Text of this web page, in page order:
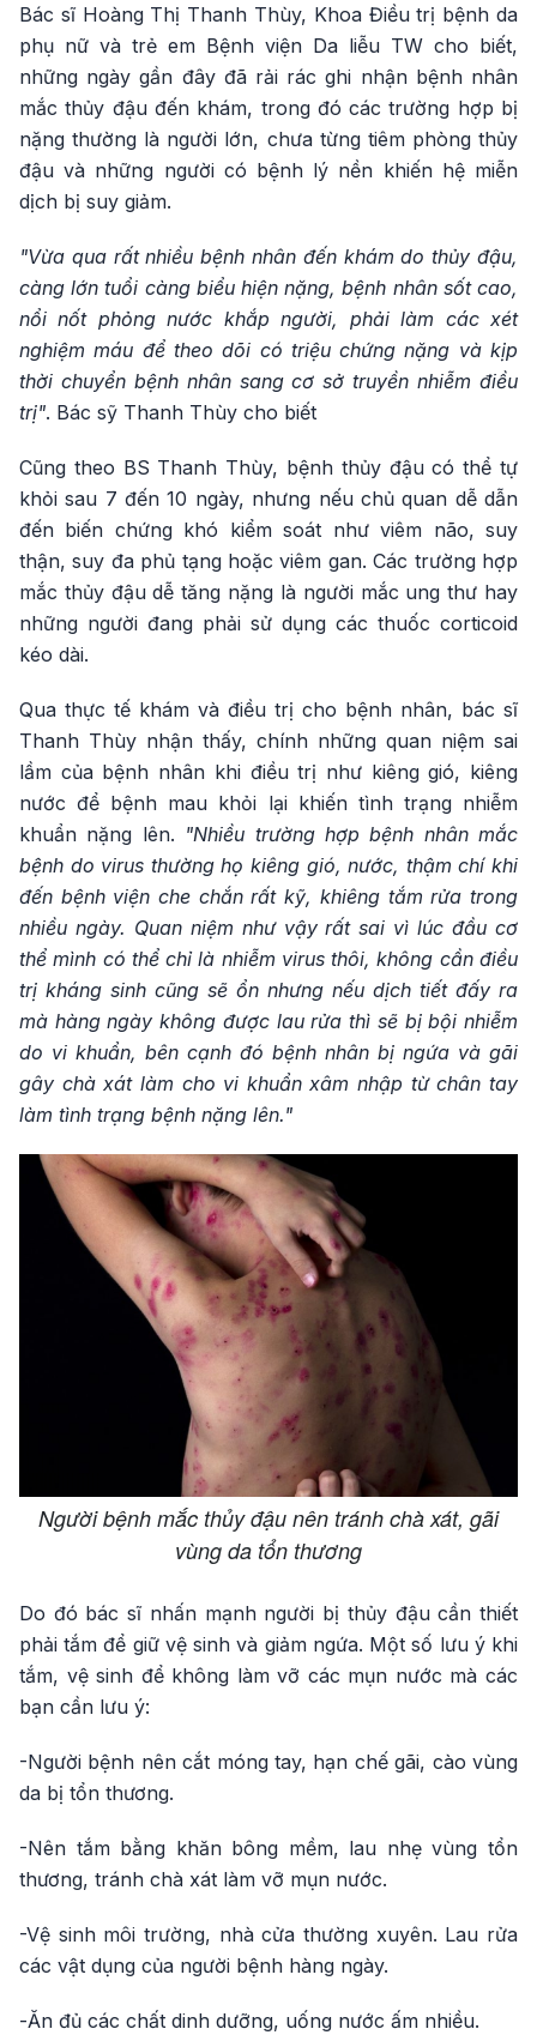
Bác sĩ Hoàng Thị Thanh Thùy, Khoa Điều trị bệnh da
phụ nữ và trẻ em Bệnh viện Da liễu TW cho biết,
những ngày gần đây đã rải rác ghi nhận bệnh nhân
mắc thủy đậu đến khám, trong đó các trường hợp bị
nặng thường là người lớn, chưa từng tiêm phòng thủy
đậu và những người có bệnh lý nền khiến hệ miễn
dịch bị suy giảm.
"Vừa qua rất nhiều bệnh nhân đến khám do thủy đậu,
càng lớn tuổi càng biểu hiện nặng, bệnh nhân sốt cao,
nổi nốt phỏng nước khắp người, phải làm các xét
nghiệm máu để theo dõi có triệu chứng nặng và kịp
thời chuyển bệnh nhân sang cơ sở truyền nhiễm điều
trị". Bác sỹ Thanh Thùy cho biết
Cũng theo BS Thanh Thùy, bệnh thủy đậu có thể tự
khỏi sau 7 đến 10 ngày, nhưng nếu chủ quan dễ dẫn
đến biến chứng khó kiểm soát như viêm não, suy
thận, suy đa phủ tạng hoặc viêm gan. Các trường hợp
mắc thủy đậu dễ tăng nặng là người mắc ung thư hay
những người đang phải sử dụng các thuốc corticoid
kéo dài.
Qua thực tế khám và điều trị cho bệnh nhân, bác sĩ
Thanh Thùy nhận thấy, chính những quan niệm sai
lầm của bệnh nhân khi điều trị như kiêng gió, kiêng
nước để bệnh mau khỏi lại khiến tình trạng nhiễm
khuẩn nặng lên. "Nhiều trường hợp bệnh nhân mắc
bệnh do virus thường họ kiêng gió, nước, thậm chí khi
đến bệnh viện che chắn rất kỹ, khiêng tắm rửa trong
nhiều ngày. Quan niệm như vậy rất sai vì lúc đầu cơ
thể mình có thể chỉ là nhiễm virus thôi, không cần điều
trị kháng sinh cũng sẽ ổn nhưng nếu dịch tiết đấy ra
mà hàng ngày không được lau rửa thì sẽ bị bội nhiễm
do vi khuẩn, bên cạnh đó bệnh nhân bị ngứa và gãi
gây chà xát làm cho vi khuẩn xâm nhập từ chân tay
làm tình trạng bệnh nặng lên."
Người bệnh mắc thủy đậu nên tránh chà xát, gãi
vùng da tổn thương
Do đó bác sĩ nhấn mạnh người bị thủy đậu cần thiết
phải tắm để giữ vệ sinh và giảm ngứa. Một số lưu ý khi
tắm, vệ sinh để không làm vỡ các mụn nước mà các
bạn cần lưu ý:
-Người bệnh nên cắt móng tay, hạn chế gãi, cào vùng
da bị tổn thương.
-Nên tắm bằng khăn bông mềm, lau nhẹ vùng tổn
thương, tránh chà xát làm vỡ mụn nước.
-Vệ sinh môi trường, nhà cửa thường xuyên. Lau rửa
các vật dụng của người bệnh hàng ngày.
-Ăn đủ các chất dinh dưỡng, uống nước ấm nhiều.